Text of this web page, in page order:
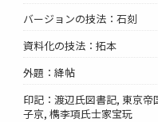
バージョンの技法：石刻
資料化の技法：拓本
外題：絳帖
印記：渡辺氏図書記, 東京
子京, 檇李項氏士家宝玩